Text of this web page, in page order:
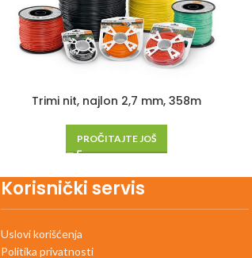
Trimi nit, najlon 2,7 mm, 358m
PROČITAJTE JOŠ
Korisnički servis
Uslovi korišćenja
Politika privatnosti